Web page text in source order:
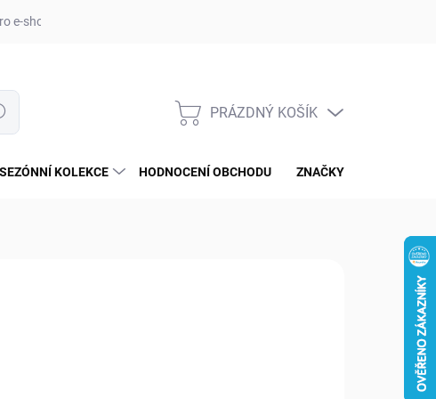
e-shop ufotaka.eu
NÁKUPNÍ
PRÁZDNÝ KOŠÍK
SEZÓNNÍ KOLEKCE HODNOCENÍ OBCHODU ZNAČKY